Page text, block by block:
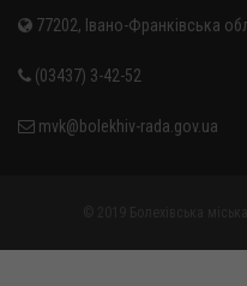
77202, Івано-Франківська
(03437) 3-42-52
mvk@bolekhiv-rada.gov.ua